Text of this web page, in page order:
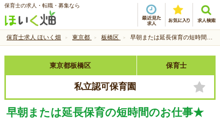
保育士の求人・転職・募集なら
保育士求人 ほいく畑 東京都 板橋区 早朝または延長保育の短時間のお仕事★
東京都板橋区 保育士
私立認可保育園
早朝または延長保育の短時間のお仕事★